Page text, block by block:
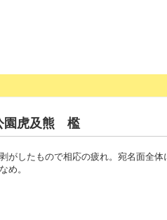
虎及熊 檻
がしたもので相応の疲れ。宛名面全体
め。